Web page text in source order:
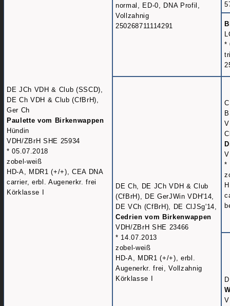
DE JCh VDH & Club (SSCD),
DE Ch VDH & Club (CfBrH),
Ger Ch
Paulette vom Birkenwappen
Hündin
VDH/ZBrH SHE 25934
* 05.07.2018
zobel-weiß
HD-A, MDR1 (+/+), CEA DNA
carrier, erbl. Augenerkr. frei
Körklasse I
normal, ED-0, DNA Profil,
Vollzahnig
250268711114291
*
DE Ch, DE JCh VDH & Club
(CfBrH), DE GerJWin VDH'14,
DE VCh (CfBrH), DE ClJSg'14,
Cedrien vom Birkenwappen
VDH/ZBrH SHE 23466
* 14.07.2013
zobel-weiß
HD-A, MDR1 (+/+), erbl.
Augenerkr. frei, Vollzahnig
Körklasse I
*